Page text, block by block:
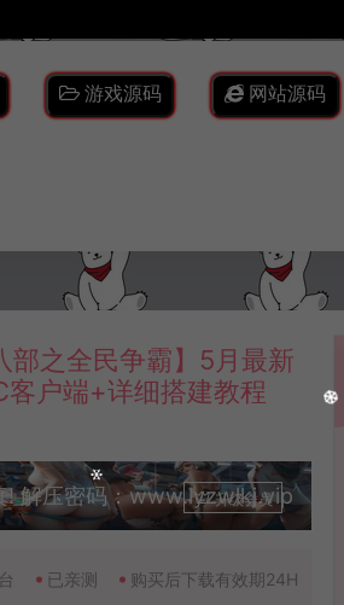
游戏源码 网站源码
部之全民争霸】5月最新
户端+详细搭建教程
! 解压密码：www.lyzwlkj.vip
升级会员
已亲测 购买后下载有效期24H